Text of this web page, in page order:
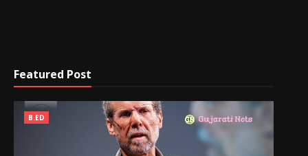
Featured Post
B.ED